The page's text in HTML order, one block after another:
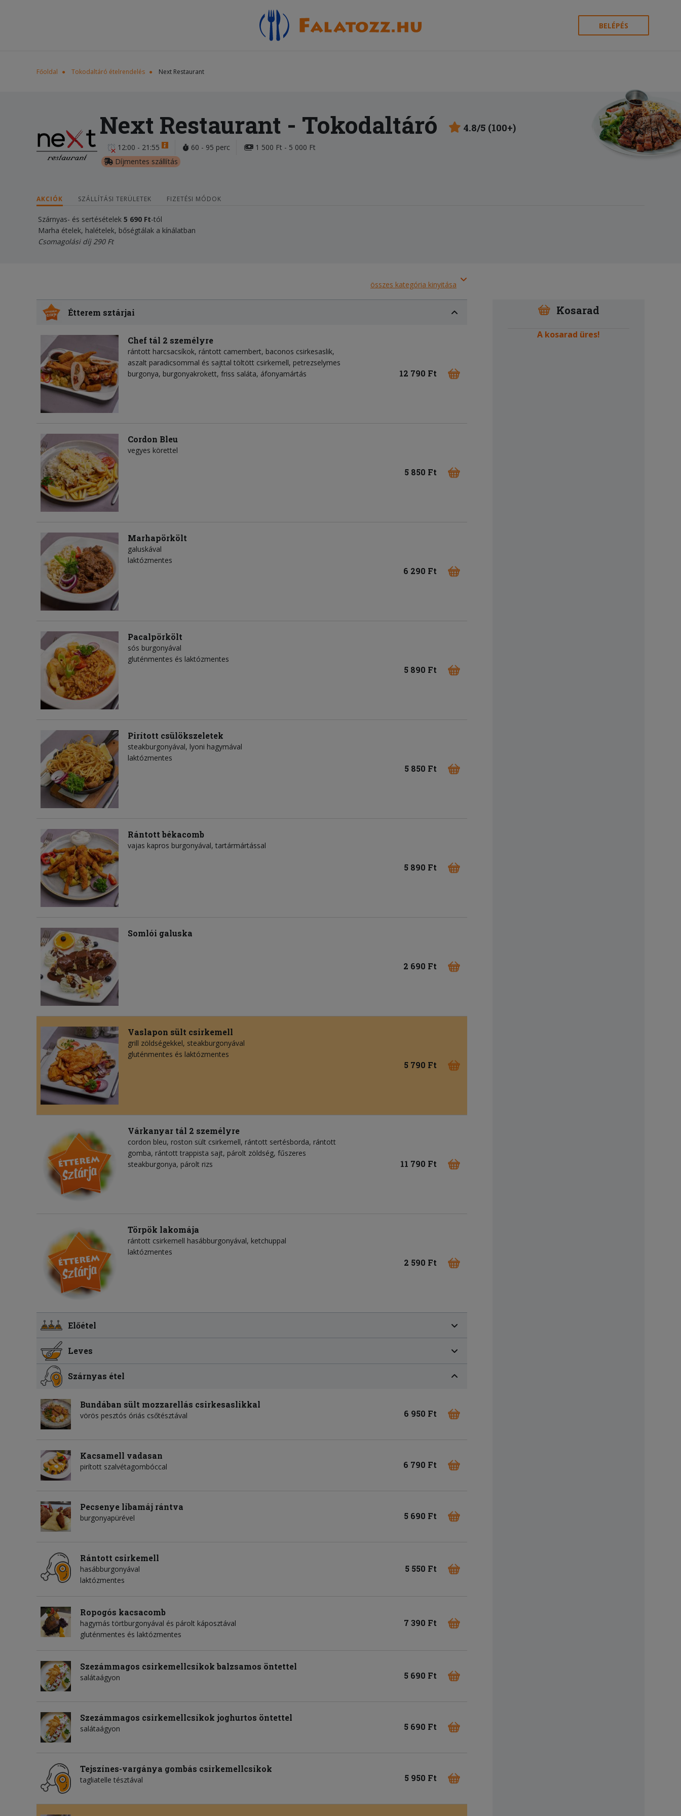
BELÉPÉS
Főoldal Tokodaltáró ételrendelés Next Restaurant
Next Restaurant - Tokodaltáró 4.8/5 (100+)
12:00 - 21:55 60 - 95 perc
1 500 Ft - 5 000 Ft
Díjmentes szállítás
AKCIÓK SZÁLLÍTÁSI TERÜLETEK FIZETÉSI MÓDOK
Szárnyas- és sertésételek 5 690 Ft-tól
Marha ételek, halételek, bőségtálak a kínálatban
Csomagolási díj 290 Ft
összes kategória kinyitása
Étterem sztárjai
Chef tál 2 személyre
rántott harcsacsíkok, rántott camembert, baconos csirkesaslik,
aszalt paradicsommal és sajttal töltött csirkemell, petrezselymes
burgonya, burgonyakrokett, friss saláta, áfonyamártás
12 790 Ft
Cordon Bleu
vegyes körettel
5 850 Ft
Marhapörkölt
galuskával
laktózmentes
6 290 Ft
Pacalpörkölt
sós burgonyával
gluténmentes és laktózmentes
5 890 Ft
Pirított csülökszeletek
steakburgonyával, lyoni hagymával
laktózmentes
5 850 Ft
Rántott békacomb
vajas kapros burgonyával, tartármártással
5 890 Ft
Somlói galuska
2 690 Ft
Vaslapon sült csirkemell
grill zöldségekkel, steakburgonyával
gluténmentes és laktózmentes
5 790 Ft
Várkanyar tál 2 személyre
cordon bleu, roston sült csirkemell, rántott sertésborda, rántott
gomba, rántott trappista sajt, párolt zöldség, fűszeres
steakburgonya, párolt rizs
11 790 Ft
Törpök lakomája
rántott csirkemell hasábburgonyával, ketchuppal
laktózmentes
2 590 Ft
Előétel
Leves
Szárnyas étel
Bundában sült mozzarellás csirkesaslikkal
vörös pesztós óriás csőtésztával 6 950 Ft
Kacsamell vadasan
pirított szalvétagombóccal 6 790 Ft
Pecsenye libamáj rántva
burgonyapürével 5 690 Ft
Rántott csirkemell
hasábburgonyával
laktózmentes
5 550 Ft
Ropogós kacsacomb
hagymás törtburgonyával és párolt káposztával
gluténmentes és laktózmentes
7 390 Ft
Szezámmagos csirkemellcsíkok balzsamos öntettel
salátaágyon 5 690 Ft
Szezámmagos csirkemellcsíkok joghurtos öntettel
salátaágyon 5 690 Ft
Tejszínes-vargánya gombás csirkemellcsíkok
tagliatelle tésztával 5 950 Ft
Kosarad
A kosarad üres!